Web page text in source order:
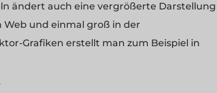
ändert auch eine vergrößerte Darstellung
Web und einmal groß in der
Grafiken erstellt man zum Beispiel in